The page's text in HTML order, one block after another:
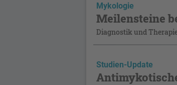
Mykologie
Meilensteine
Diagnostik und
Studien-Update